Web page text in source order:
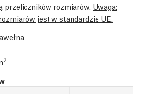
przeliczników rozmiarów. Uwaga:
jest w standardzie UE.
2